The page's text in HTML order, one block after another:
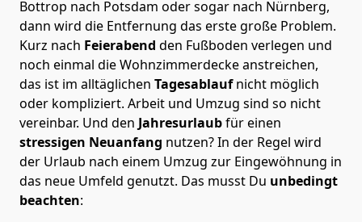
Bottrop nach Potsdam oder sogar nach Nürnberg,
dann wird die Entfernung das erste große Problem.
Kurz nach Feierabend den Fußboden verlegen und
noch einmal die Wohnzimmerdecke anstreichen,
das ist im alltäglichen Tagesablaufnicht möglich
oder kompliziert. Arbeit und Umzug sind so nicht
vereinbar. Und den Jahresurlaubfür einen
stressigen Neuanfang nutzen? In der Regel wird
der Urlaub nach einem Umzug zur Eingewöhnung in
das neue Umfeld genutzt. Das musst Du unbedingt
beachten: